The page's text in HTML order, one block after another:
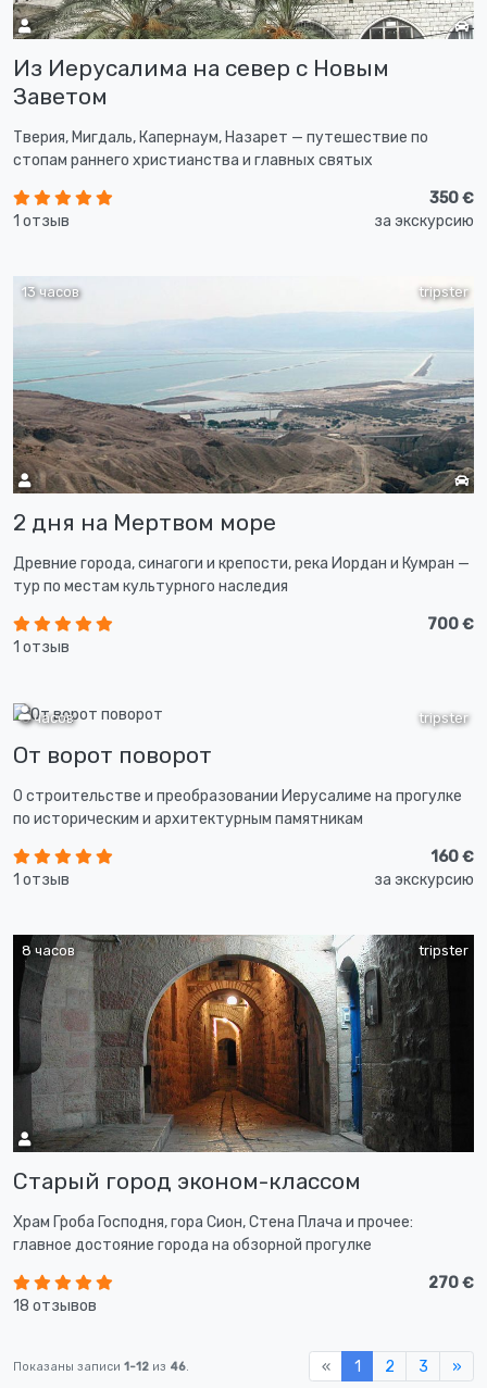
Из Иерусалима на север с Новым
Заветом
Тверия, Мигдаль, Капернаум, Назарет — путешествие по
стопам раннего христианства и главных святых
1 отзыв
350 €
за экскурсию
tripster
13 часов
2 дня на Мертвом море
Древние города, синагоги и крепости, река Иордан и Кумран —
тур по местам культурного наследия
1 отзыв
700 €
tripster
5 часов
От ворот поворот
О строительстве и преобразовании Иерусалиме на прогулке
по историческим и архитектурным памятникам
1 отзыв
160 €
за экскурсию
tripster
8 часов
Cтарый город эконом-классом
Храм Гроба Господня, гора Сион, Стена Плача и прочее:
главное достояние города на обзорной прогулке
18 отзывов
270 €
Показаны записи 1-12 из 46. « 1 2 3 »